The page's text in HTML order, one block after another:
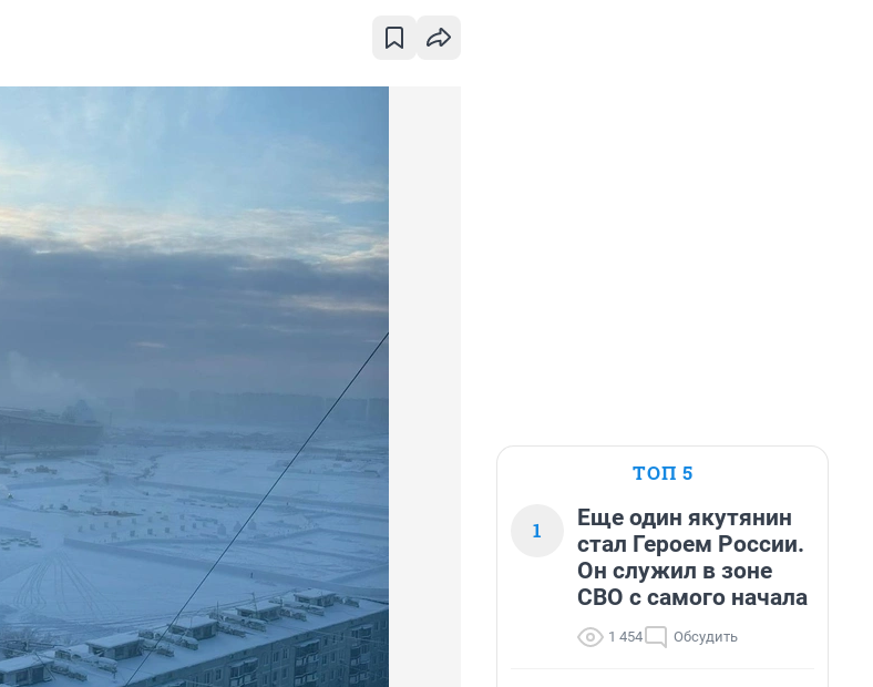
ТОП 5
1
Еще один якутянин
стал Героем России.
Он служил в зоне
СВО с самого начала
1 454 Обсудить